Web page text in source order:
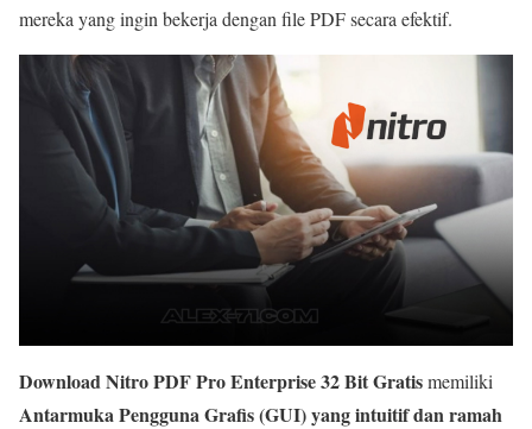
mereka yang ingin bekerja dengan file PDF secara efektif.
Download Nitro PDF Pro Enterprise 32 Bit Gratismemiliki
Antarmuka Pengguna Grafis (GUI) yang intuitif dan ramah